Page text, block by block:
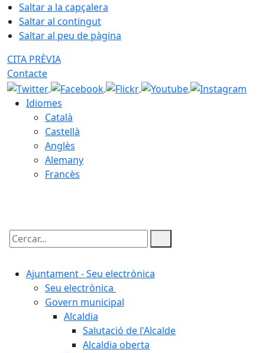
Saltar a la capçalera
Saltar al contingut
Saltar al peu de pàgina
CITA PRÈVIA
Contacte
Idiomes
Català
Castellà
Anglès
Alemany
Francès
Cercar:
Ajuntament - Seu electrònica
Seu electrònica
Govern municipal
Alcaldia
Salutació de l'Alcalde
Alcaldia oberta